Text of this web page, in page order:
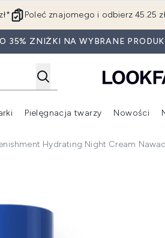
Poleć znajomego i odbierz 45.25
35% ZNIŻKI NA WYBRANE
Wejdź do podmenu (Beauty Box)
Wejdź do podmenu (Marki)
Pielęgnacja twarzy Nowości
Hydrating Night Cream